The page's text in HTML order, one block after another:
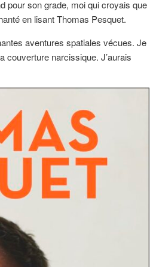
pour son grade, moi qui croyais que
en lisant Thomas Pesquet.
aventures spatiales vécues. Je
couverture narcissique. J’aurais